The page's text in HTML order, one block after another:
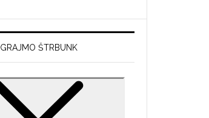
predavanje,
Velika
IGRAJMO ŠTRBUNK